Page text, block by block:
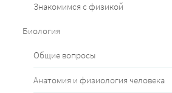
Знакомимся с физикой
Биология
Общие вопросы
Анатомия и физиология человека